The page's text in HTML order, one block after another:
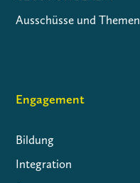
Ausschüsse und Themen
Engagement
Bildung
Integration